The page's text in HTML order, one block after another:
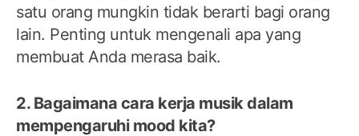
satu orang mungkin tidak berarti bagi orang
lain. Penting untuk mengenali apa yang
membuat Anda merasa baik.
2. Bagaimana cara kerja musik dalam
mempengaruhi mood kita?